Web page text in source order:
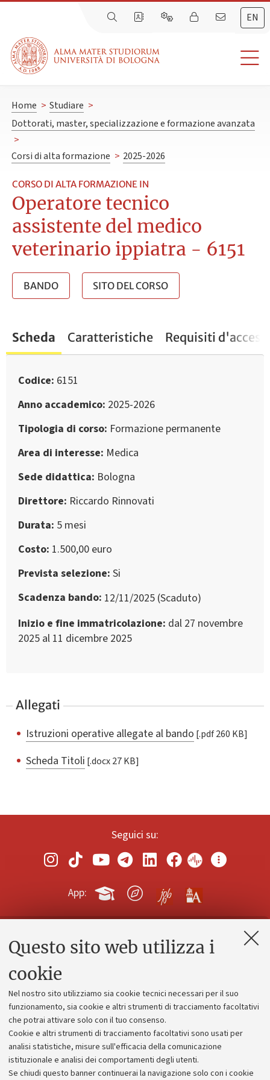
Questo sito web utilizza i
cookie
Nel nostro sito utilizziamo sia cookie tecnici necessari per il suo
funzionamento, sia cookie e altri strumenti di tracciamento facoltativi
che potrai attivare solo con il tuo consenso.
Cookie e altri strumenti di tracciamento facoltativi sono usati per
analisi statistiche, misure sull'efficacia della comunicazione
istituzionale e analisi dei comportamenti degli utenti.
Se chiudi questo banner continuerai la navigazione solo con i cookie
EN
Home > Studiare >
Dottorati, master, specializzazione e formazione avanzata
>
Corsi di alta formazione > 2025-2026
CORSO DI ALTA FORMAZIONE IN
Operatore tecnico
assistente del medico
veterinario ippiatra - 6151
BANDO SITO DEL CORSO
Scheda Caratteristiche Requisiti
Codice 6151
Anno accademico 2025-2026
Tipologia di corso Formazione permanente
Area di interesse Medica
Sede didattica Bologna
Direttore Riccardo Rinnovati
Durata 5 mesi
Costo 1.500,00 euro
Prevista selezione Si
Scadenza bando 12/11/2025 (Scaduto)
Inizio e fine immatricolazione dal 27 novembre
2025 al 11 dicembre 2025
Allegati
Istruzioni operative allegate al bando [.pdf 260 KB]
Scheda Titoli [.docx 27 KB]
Seguici su:
App:
Contatti e PEC
Alumni community
Piano strategico
Bilanci
Donazioni e 5x1000